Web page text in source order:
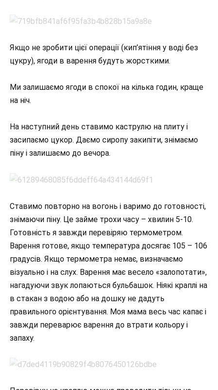
Якщо не зробити цієї операції (кип’ятіння у воді без
цукру), ягоди в варення будуть жорсткими.
Ми залишаємо ягоди в спокої на кілька годин, краще
на ніч.
На наступний день ставимо каструлю на плиту і
засипаємо цукор. Даємо сиропу закипіти, знімаємо
піну і залишаємо до вечора.
Ставимо повторно на вогонь і варимо до готовності,
знімаючи піну. Це займе трохи часу – хвилин 5-10.
Готовність я завжди перевіряю термометром.
Варення готове, якщо температура досягає 105 – 106
градусів. Якщо термометра немає, визначаємо
візуально і на слух. Варення має весело «залопотати»,
нагадуючи звук лопаються бульбашок. Ніякі краплі на
в стакан з водою або на дошку не дадуть
правильного орієнтування. Моя мама весь час капає і
завжди переварює варення до втрати кольору і
запаху.